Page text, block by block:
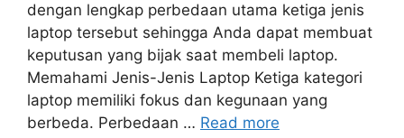
dengan lengkap perbedaan utama ketiga jenis
laptop tersebut sehingga Anda dapat membuat
keputusan yang bijak saat membeli laptop.
Memahami Jenis-Jenis Laptop Ketiga kategori
laptop memiliki fokus dan kegunaan yang
berbeda. Perbedaan … Read more